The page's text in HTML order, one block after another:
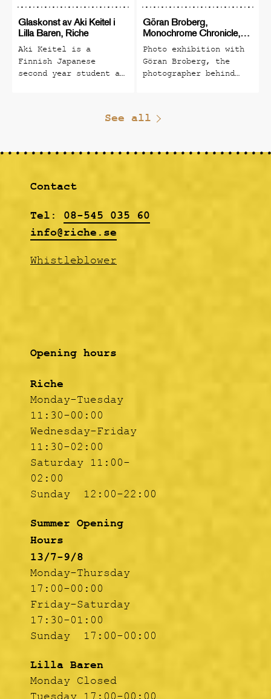
Glaskonst av Aki Keitel i
Lilla Baren, Riche
Aki Keitel is a
Finnish Japanese
second year student at
Göran Broberg,
Monochrome Chronicle,
fotoutställning
Photo exhibition with
Göran Broberg, the
photographer behind
(classy winner of many
international awards,
about The Hives).
See all
Opening hours
Riche
Monday-Tuesday
11:30-00:00
Wednesday-Friday
11:30-02:00
Saturday 11:00-
02:00
Sunday 12:00-22:00
Summer Opening
Hours
13/7-9/8
Monday-Thursday
17:00-00:00
Friday-Saturday
17:30-01:00
Sunday 17:00-00:00
Lilla Baren
Monday Closed
Contact
Tel: 08-545 035 60
info@riche.se
Whistleblower